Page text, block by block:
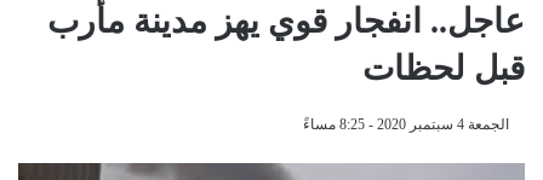
عاجل.. انفجار قوي يهز مدينة مأرب
قبل لحظات
الجمعة 4 سبتمبر 2020 - 8:25 مساءً